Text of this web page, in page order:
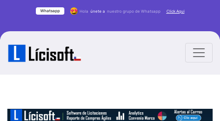
Whatsapp Hola únete a nuestro grupo de Whatsapp Click Aqui